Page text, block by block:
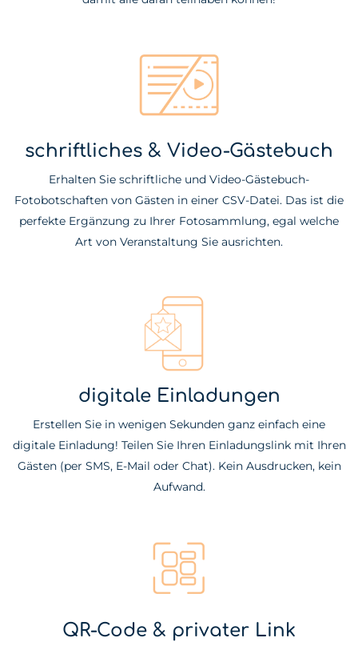
schriftliches & Video-Gästebuch
Erhalten Sie schriftliche und Video-Gästebuch-
Fotobotschaften von Gästen in einer CSV-Datei. Das ist die
perfekte Ergänzung zu Ihrer Fotosammlung, egal welche
Art von Veranstaltung Sie ausrichten.
digitale Einladungen
Erstellen Sie in wenigen Sekunden ganz einfach eine
digitale Einladung! Teilen Sie Ihren Einladungslink mit Ihren
Gästen (per SMS, E-Mail oder Chat). Kein Ausdrucken, kein
Aufwand.
QR-Code & privater Link